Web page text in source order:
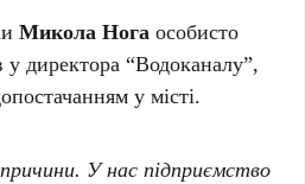
Микола Нога особисто
директора “Водоканалу”,
у місті.
У нас підприємство